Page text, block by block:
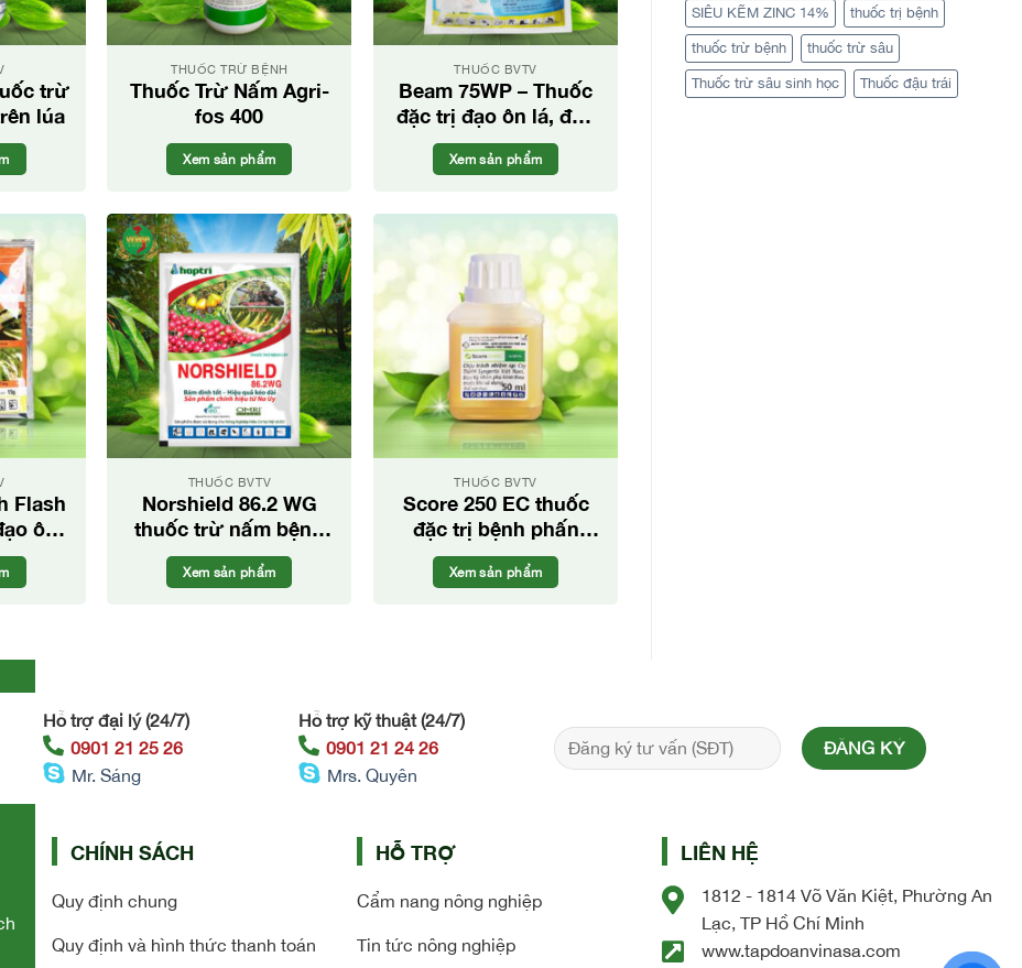
SIÊU KẼM ZINC 14% thuốc trị bệnh
thuốc trừ bệnh thuốc trừ sâu
Thuốc trừ sâu sinh học Thuốc đậu trái
trừ
lúa
THUỐC TRỪ BỆNH
Thuốc Trừ Nấm Agri-
fos 400
Xem sản phẩm
THUỐC BVTV
Beam 75WP – Thuốc
đặc trị đạo ôn lá, đạo
ôn cổ bông
Xem sản phẩm
Flash
ôn,
THUỐC BVTV
Norshield 86.2 WG
thuốc trừ nấm bệnh
cho cây trồng
Xem sản phẩm
THUỐC BVTV
Score 250 EC thuốc
đặc trị bệnh phấn
trắng, mốc sương
cho cây trồng.
Xem sản phẩm
Hỗ trợ đại lý (24/7)
0901 21 25 26
Mr. Sáng
Hỗ trợ kỹ thuật (24/7)
0901 21 24 26
Mrs. Quyên
CHÍNH SÁCH
Quy định chung
Quy định và hình thức thanh toán
HỖ TRỢ
Cẩm nang nông nghiệp
Tin tức nông nghiệp
LIÊN HỆ
1812 - 1814 Võ Văn Kiệt, Phường An
Lạc, TP Hồ Chí Minh
www.tapdoanvinasa.com